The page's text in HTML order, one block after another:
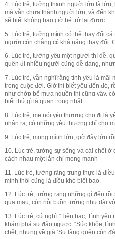
4. Lúc trẻ, tưởng thành người lớn là
mà vẫn chưa thành người lớn, và đến
sẽ biết không bao giờ bé trở lại được
5. Lúc trẻ, tưởng mình có thể thay đổi
người còn chẳng có khả năng thay đổi.
6. Lúc trẻ, tưởng yêu một người thì dễ,
quên đi nhiều người cũng dễ dàng,
7. Lúc trẻ, vẫn nghĩ rằng tình yêu là mãi
trong cuộc đời. Giờ thì biết yêu đến đó,
như chớp bể mưa nguồn thì cũng vậy,
biết thứ gì là quan trọng nhất
8. Lúc trẻ, mẹ nói yêu thương cho đi là
nhận ra, có những yêu thương chỉ cho
9. Lúc trẻ, mong mình lớn, giờ đây lớn
10. Lúc trẻ, tưởng sự sống và cái chết
cách nhau một lằn chỉ mong manh
11. Lúc trẻ, tưởng rằng trung thực là
mình thôi cũng là điều khó biết bao.
12. Lúc trẻ, tưởng rằng những gì đến
qua mau, còn nỗi buồn tưởng như dài vô
13. Lúc trẻ, cứ nghĩ: “Tiền bạc, Tình yêu
khám phá sự đảo ngược: “Sức
chết, nhưng về già “Sự lãng quên còn